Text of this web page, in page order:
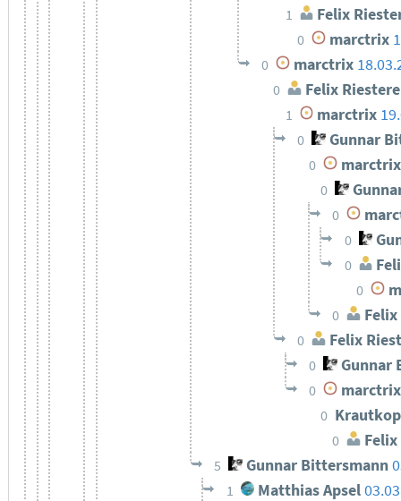
1 Felix
0 marctrix
0 marctrix
0 Felix
1 marctrix
0 Gunnar
0 marctrix
0
0
0
0
0
0
0 Felix
0 Gunnar
0 marctrix
0
0
5 Gunnar Bittersmann
1 Matthias Apsel